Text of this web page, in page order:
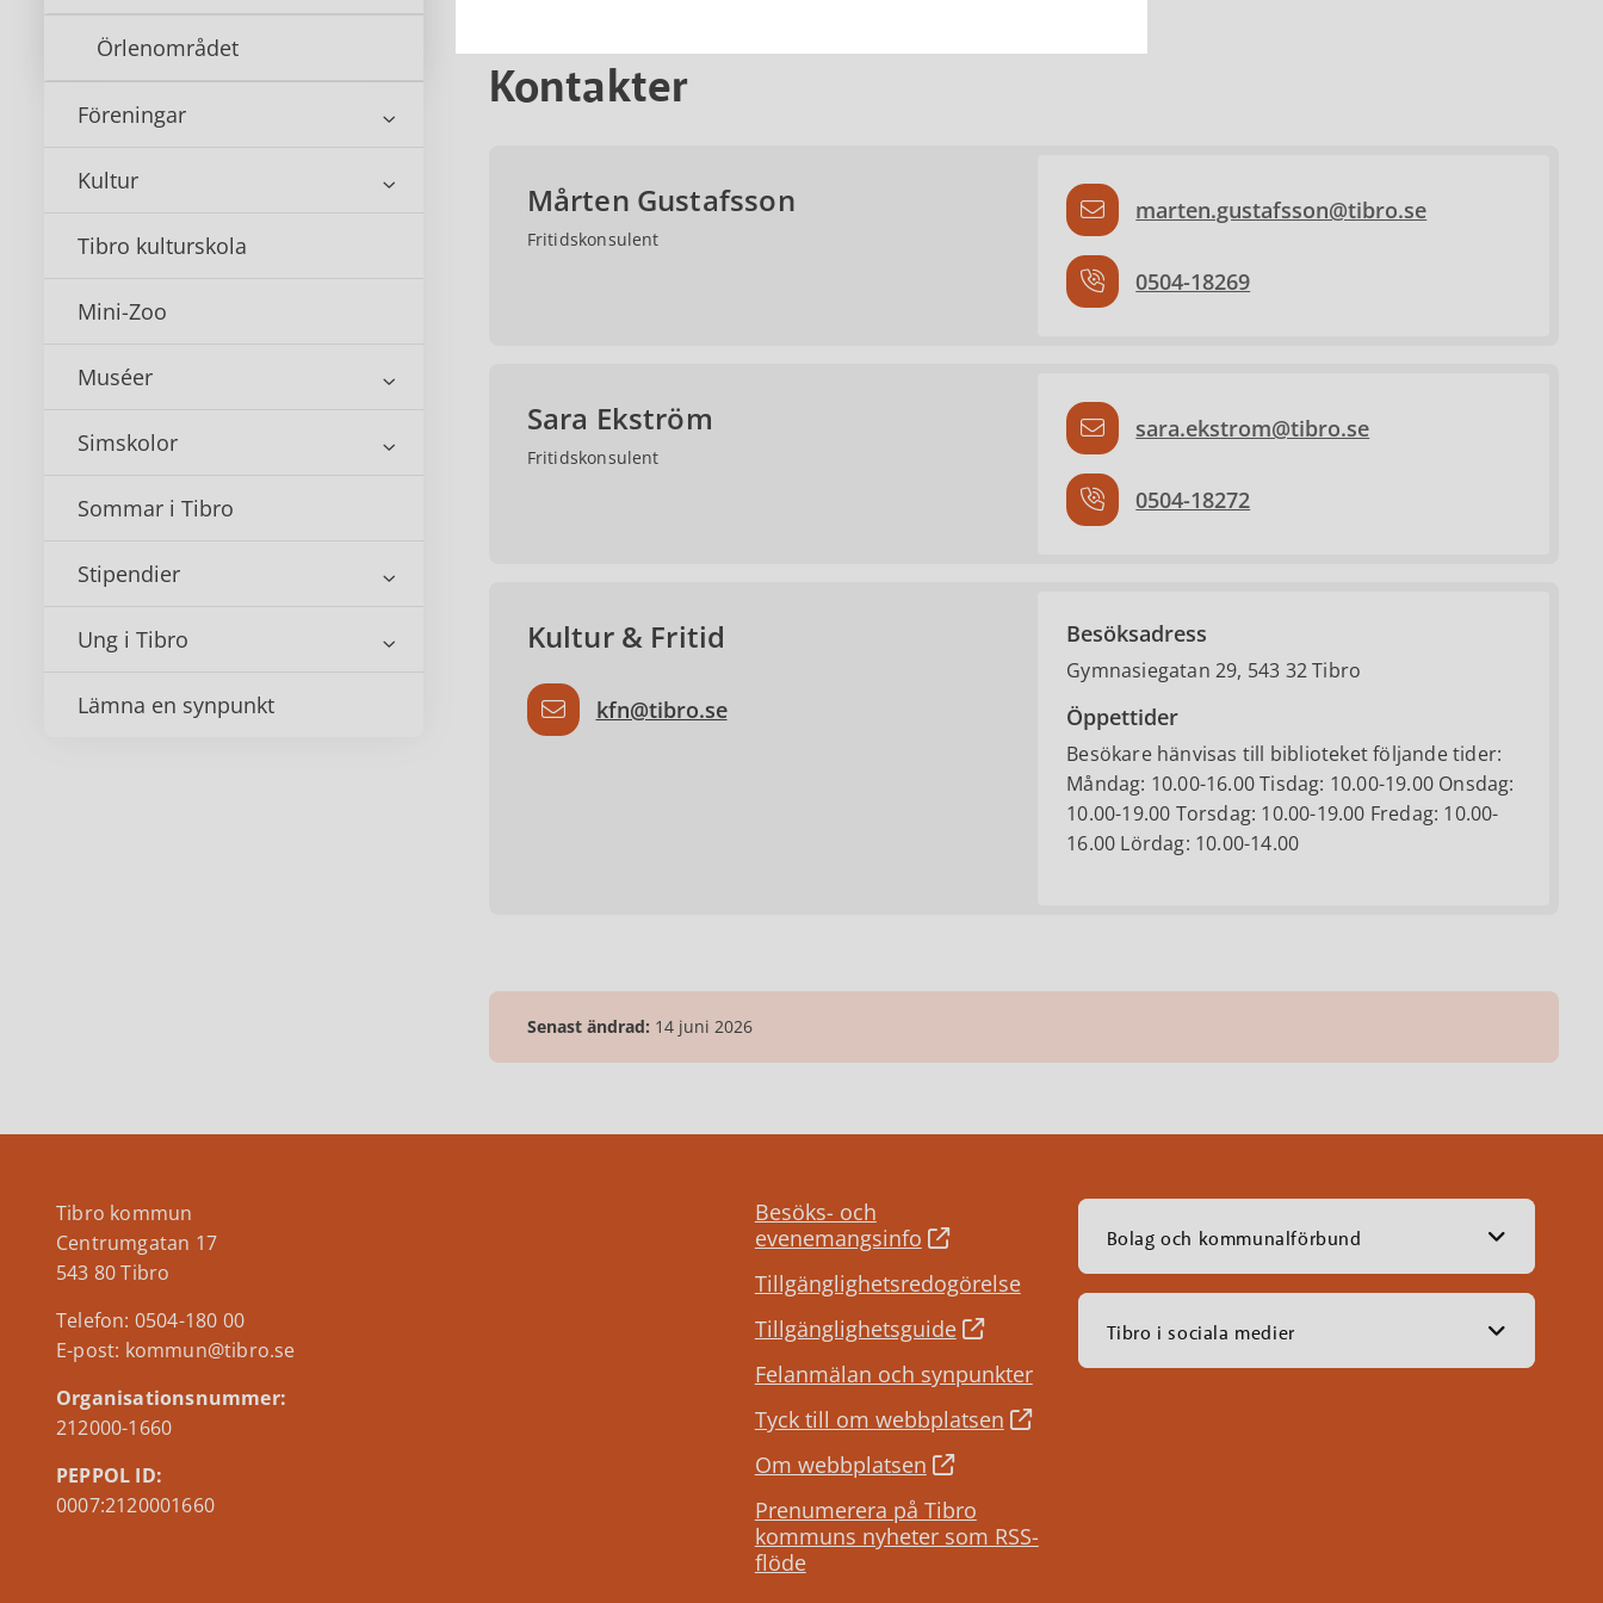
Örlenområdet
Föreningar
Kultur
Tibro kulturskola
Mini-Zoo
Muséer
Simskolor
Sommar i Tibro
Stipendier
Ung i Tibro
Lämna en synpunkt
Kontakter
Mårten Gustafsson
Fritidskonsulent
marten.gustafsson@tibro.se
0504-18269
Sara Ekström
Fritidskonsulent
sara.ekstrom@tibro.se
0504-18272
Kultur & Fritid
kfn@tibro.se
Besöksadress
Gymnasiegatan 29, 543 32 Tibro
Öppettider
Besökare hänvisas till biblioteket följande tider:
Måndag: 10.00-16.00 Tisdag: 10.00-19.00 Onsdag:
10.00-19.00 Torsdag: 10.00-19.00 Fredag: 10.00-
16.00 Lördag: 10.00-14.00
Senast ändrad: 14 juni 2026
Tibro kommun
Centrumgatan 17
543 80 Tibro
Telefon: 0504-180 00
E-post: kommun@tibro.se
Organisationsnummer:
212000-1660
PEPPOL ID:
0007:2120001660
Besöks- och
evenemangsinfo
Tillgänglighetsredogörelse
Tillgänglighetsguide
Felanmälan och synpunkter
Tyck till om webbplatsen
Om webbplatsen
Prenumerera på Tibro
kommuns nyheter som RSS-
flöde
Bolag och kommunalförbund
Tibro i sociala medier